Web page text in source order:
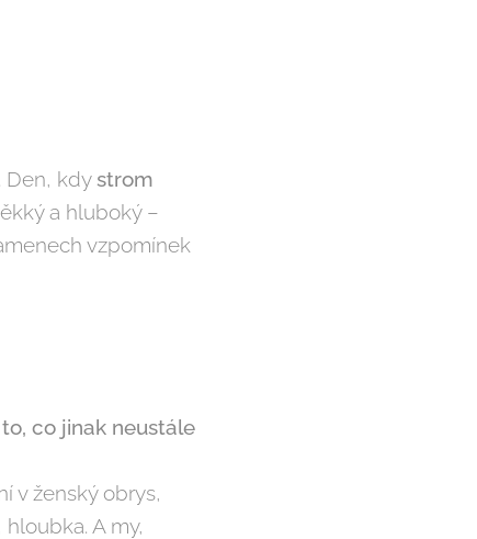
Den, kdystrom
a hluboký –
vzpomínek
co jinak neustále
v ženský obrys,
A my,